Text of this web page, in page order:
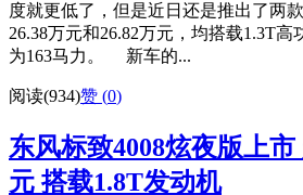
度就更低了，但是近日还是推出了两
26.38万元和26.82万元，均搭载1.3T
为163马力。 新车的...
阅读(934)赞 (0)
东风标致4008炫夜版上市
元 搭载1.8T发动机